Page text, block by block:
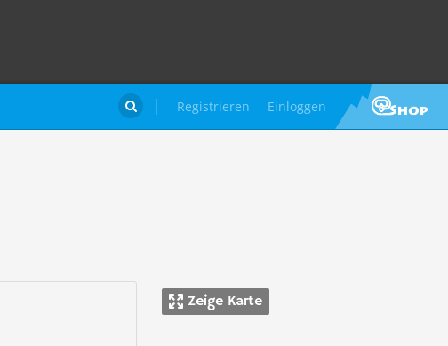
Registrieren Einloggen

Zeige Karte